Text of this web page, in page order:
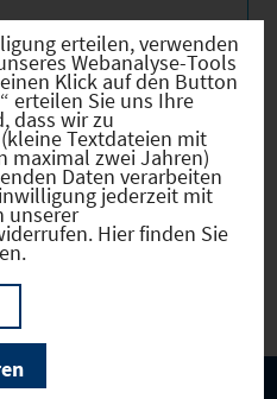
erteilen, verwenden
Webanalyse-Tools
Klick auf den Button
erteilen Sie uns Ihre
dass wir zu
Textdateien mit
maximal zwei Jahren)
Daten verarbeiten
jederzeit mit
unserer
Hier finden Sie